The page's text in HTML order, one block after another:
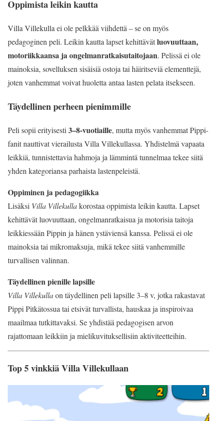
Oppimista leikin kautta
Villa Villekulla ei ole pelkkää viihdettä – se on myös
pedagoginen peli. Leikin kautta lapset kehittävätluovuuttaan,
motoriikkaansa ja ongelmanratkaisutaitojaan. Pelissä ei ole
mainoksia, sovelluksen sisäisiä ostoja tai häiritseviä elementtejä,
joten vanhemmat voivat huoletta antaa lasten pelata itsekseen.
Täydellinen perheen pienimmille
Peli sopii erityisesti 3–8-vuotiaille, mutta myös vanhemmat Pippi-
fanit nauttivat vierailusta Villa Villekullassa. Yhdistelmä vapaata
leikkiä, tunnistettavia hahmoja ja lämmintä tunnelmaa tekee siitä
yhden kategoriansa parhaista lastenpeleistä.
Oppiminen ja pedagogiikka
Lisäksi Villa Villekullakorostaa oppimista leikin kautta. Lapset
kehittävät luovuuttaan, ongelmanratkaisua ja motorisia taitoja
leikkiessään Pippin ja hänen ystäviensä kanssa. Pelissä ei ole
mainoksia tai mikromaksuja, mikä tekee siitä vanhemmille
turvallisen valinnan.
Täydellinen pienille lapsille
Villa Villekullaon täydellinen peli lapsille 3–8 v, jotka rakastavat
Pippi Pitkätossua tai etsivät turvallista, hauskaa ja inspiroivaa
maailmaa tutkittavaksi. Se yhdistää pedagogisen arvon
rajattomaan leikkiin ja mielikuvituksellisiin aktiviteetteihin.
Top 5 vinkkiä Villa Villekullaan